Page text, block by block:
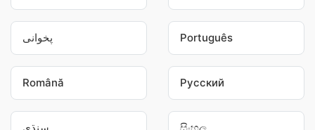
پخوانی Português
Română Pусский